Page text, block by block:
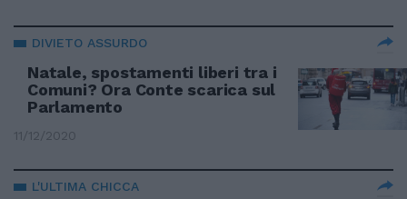
DIVIETO ASSURDO
Natale, spostamenti liberi tra i
Comuni? Ora Conte scarica sul
Parlamento
11/12/2020
L'ULTIMA CHICCA